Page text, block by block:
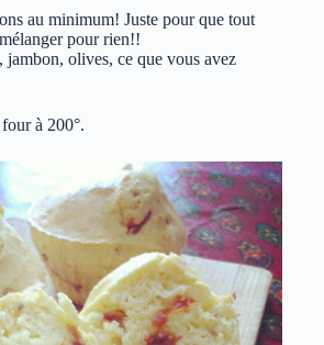
au minimum! Juste pour que tout
pour rien!!
jambon, olives, ce que vous avez
à 200°.